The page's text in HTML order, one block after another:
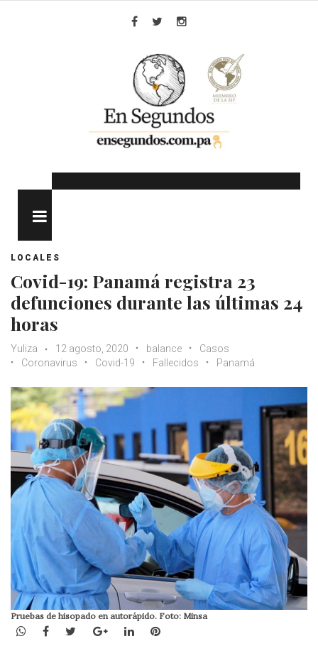
LOCALES
Covid-19: Panamá registra 23
defunciones durante las últimas 24
horas
Yuliza 12 agosto, 2020 balance
Casos
Coronavirus
Covid-19 Fallecidos Panamá
Pruebas de hisopado en autorápido. Foto: Minsa
WhatsApp
Facebook
TwitterGoogle+LinkedInPinterest